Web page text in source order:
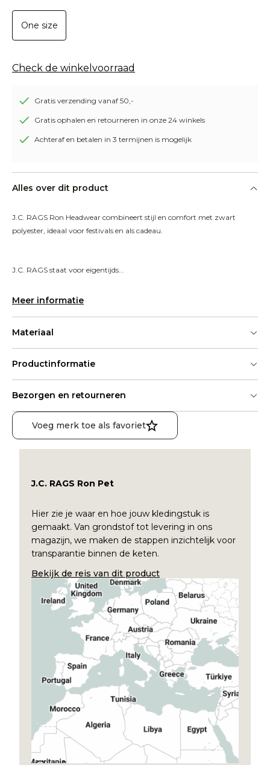
One size
Check de winkelvoorraad
Gratis verzending vanaf 50,-
Gratis ophalen en retourneren in onze 24 winkels
Achteraf en betalen in 3 termijnen is mogelijk
Alles over dit product
J.C. RAGS Ron Headwear combineert stijl en comfort met zwart
polyester, ideaal voor festivals en als cadeau.
J.C. RAGS staat voor eigentijds...
Meer informatie
Materiaal
Productinformatie
Bezorgen en retourneren
Voeg merk toe als favoriet
J.C. RAGS Ron Pet
Hier zie je waar en hoe jouw kledingstuk is
gemaakt. Van grondstof tot levering in ons
magazijn, we maken de stappen inzichtelijk voor
transparantie binnen de keten.
Bekijk de reis van dit product